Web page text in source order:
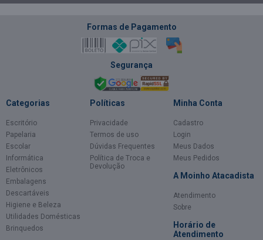
Formas de Pagamento
Segurança
Categorias
Escritório
Papelaria
Escolar
Informática
Eletrônicos
Embalagens
Descartáveis
Higiene e Beleza
Utilidades Domésticas
Brinquedos
Políticas
Privacidade
Termos de uso
Dúvidas Frequentes
Política de Troca e
Devolução
Minha Conta
Cadastro
Login
Meus Dados
Meus Pedidos
A Moinho Atacadista
Atendimento
Sobre
Horário de
Atendimento